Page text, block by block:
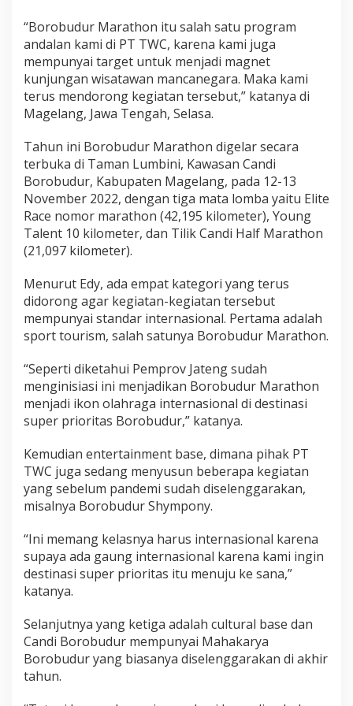
“Borobudur Marathon itu salah satu program
andalan kami di PT TWC, karena kami juga
mempunyai target untuk menjadi magnet
kunjungan wisatawan mancanegara. Maka kami
terus mendorong kegiatan tersebut,” katanya di
Magelang, Jawa Tengah, Selasa.
Tahun ini Borobudur Marathon digelar secara
terbuka di Taman Lumbini, Kawasan Candi
Borobudur, Kabupaten Magelang, pada 12-13
November 2022, dengan tiga mata lomba yaitu Elite
Race nomor marathon (42,195 kilometer), Young
Talent 10 kilometer, dan Tilik Candi Half Marathon
(21,097 kilometer).
Menurut Edy, ada empat kategori yang terus
didorong agar kegiatan-kegiatan tersebut
mempunyai standar internasional. Pertama adalah
sport tourism, salah satunya Borobudur Marathon.
“Seperti diketahui Pemprov Jateng sudah
menginisiasi ini menjadikan Borobudur Marathon
menjadi ikon olahraga internasional di destinasi
super prioritas Borobudur,” katanya.
Kemudian entertainment base, dimana pihak PT
TWC juga sedang menyusun beberapa kegiatan
yang sebelum pandemi sudah diselenggarakan,
misalnya Borobudur Shympony.
“Ini memang kelasnya harus internasional karena
supaya ada gaung internasional karena kami ingin
destinasi super prioritas itu menuju ke sana,”
katanya.
Selanjutnya yang ketiga adalah cultural base dan
Candi Borobudur mempunyai Mahakarya
Borobudur yang biasanya diselenggarakan di akhir
tahun.